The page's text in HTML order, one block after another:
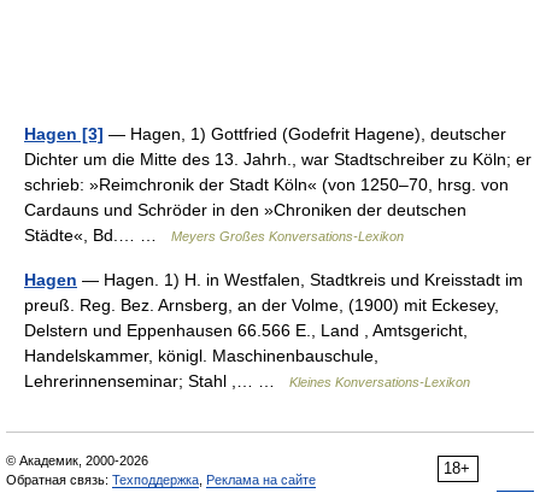
Hagen [3] — Hagen, 1) Gottfried (Godefrit Hagene), deutscher
Dichter um die Mitte des 13. Jahrh., war Stadtschreiber zu Köln; er
schrieb: »Reimchronik der Stadt Köln« (von 1250–70, hrsg. von
Cardauns und Schröder in den »Chroniken der deutschen
Städte«, Bd.… …
Meyers Großes Konversations-Lexikon
Hagen — Hagen. 1) H. in Westfalen, Stadtkreis und Kreisstadt im
preuß. Reg. Bez. Arnsberg, an der Volme, (1900) mit Eckesey,
Delstern und Eppenhausen 66.566 E., Land , Amtsgericht,
Handelskammer, königl. Maschinenbauschule,
Lehrerinnenseminar; Stahl ,… …
Kleines Konversations-Lexikon
18+
© Академик, 2000-2026
Обратная связь: Техподдержка Реклама на сайте